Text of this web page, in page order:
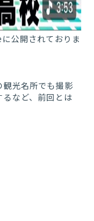
公開されておりま
観光名所でも撮影
など、前回とは